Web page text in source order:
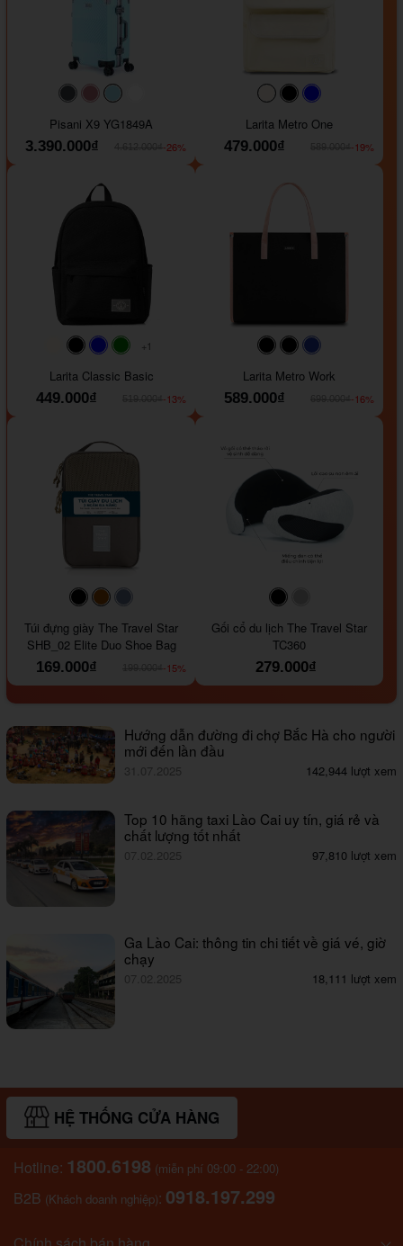
#40454a#b76e79
Pisani X9 YG1849A
3.390.000₫
-26%
#faf0e6#000000
Larita Metro One
479.000₫
-19%
#faf0e6#000000#0000FF
+1
Larita Classic Basic
449.000₫
-13%
#000000#000000
Larita Metro Work
589.000₫
-16%
#000000#964B00
Túi đựng giày The Travel Star
SHB_02 Elite Duo Shoe Bag
169.000₫
-15%
Gối cổ du lịch The Travel Star
TC360
279.000₫
Hướng dẫn đường đi chợ Bắc Hà cho người
mới đến lần đầu
31.07.2025 142,944 lượt xem
Top 10 hãng taxi Lào Cai uy tín, giá rẻ và
chất lượng tốt nhất
07.02.2025 97,810 lượt xem
Ga Lào Cai: thông tin chi tiết về giá vé, giờ
chạy
07.02.2025 18,111 lượt xem
HỆ THỐNG CỬA HÀNG
Hotline: 1800.6198 (miễn phí 09:00 - 22:00)
B2B (Khách doanh nghiệp): 0918.197.299